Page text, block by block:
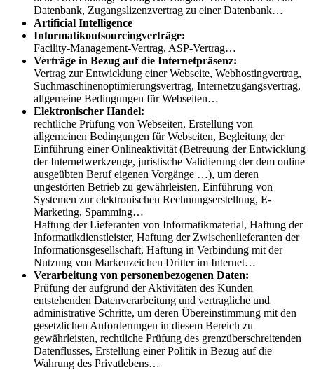
Datenbank, Zugangslizenzvertrag zu einer Datenbank…
Artificial Intelligence
Informatikoutsourcingverträge:
Facility-Management-Vertrag, ASP-Vertrag…
Verträge in Bezug auf die Internetpräsenz:
Vertrag zur Entwicklung einer Webseite, Webhostingvertrag,
Suchmaschinenoptimierungsvertrag, Internetzugangsvertrag,
allgemeine Bedingungen für Webseiten…
Elektronischer Handel:
rechtliche Prüfung von Webseiten, Erstellung von
allgemeinen Bedingungen für Webseiten, Begleitung der
Einführung einer Onlineaktivität (Betreuung der Entwicklung
der Internetwerkzeuge, juristische Validierung der dem online
ausgeübten Beruf eigenen Vorgänge …), um deren
ungestörten Betrieb zu gewährleisten, Einführung von
Systemen zur elektronischen Rechnungserstellung, E-
Marketing, Spamming…
Haftung der Lieferanten von Informatikmaterial, Haftung der
Informatikdienstleister, Haftung der Zwischenlieferanten der
Informationsgesellschaft, Haftung in Verbindung mit der
Nutzung von Markenzeichen Dritter im Internet…
Verarbeitung von personenbezogenen Daten:
Prüfung der aufgrund der Aktivitäten des Kunden
entstehenden Datenverarbeitung und vertragliche und
administrative Schritte, um deren Übereinstimmung mit den
gesetzlichen Anforderungen in diesem Bereich zu
gewährleisten, rechtliche Prüfung des grenzüberschreitenden
Datenflusses, Erstellung einer Politik in Bezug auf die
Wahrung des Privatlebens…